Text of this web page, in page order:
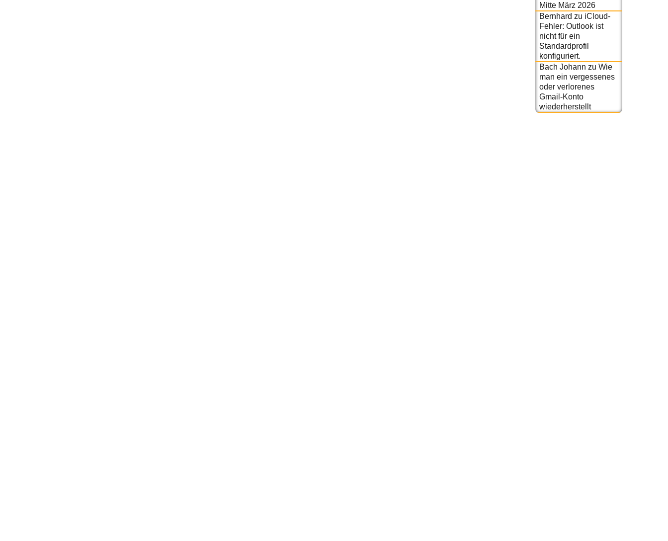
Mitte März 2026
Bernhard zu iCloud-
Fehler: Outlook ist
nicht für ein
Standardprofil
konfiguriert.
Bach Johann zu Wie
man ein vergessenes
oder verlorenes
Gmail-Konto
wiederherstellt